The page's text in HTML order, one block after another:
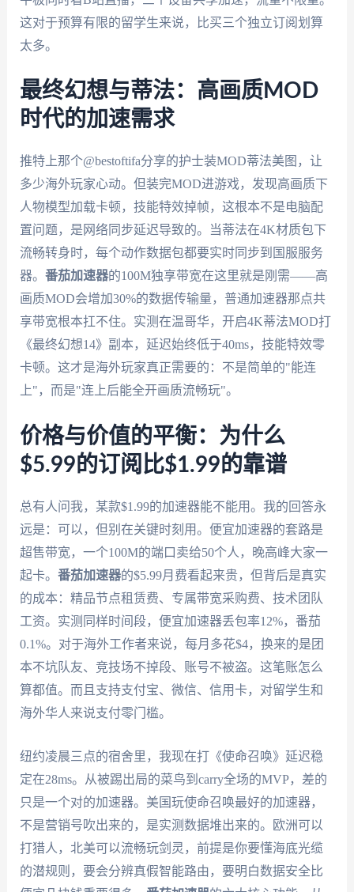
这对于预算有限的留学生来说，比买三个独立订阅划算
太多。
最终幻想与蒂法：高画质MOD
时代的加速需求
推特上那个@bestoftifa分享的护士装MOD蒂法美图，让
多少海外玩家心动。但装完MOD进游戏，发现高画质下
人物模型加载卡顿，技能特效掉帧，这根本不是电脑配
置问题，是网络同步延迟导致的。当蒂法在4K材质包下
流畅转身时，每个动作数据包都要实时同步到国服服务
器。 番茄加速器的100M独享带宽在这里就是刚需——高
画质MOD会增加30%的数据传输量，普通加速器那点共
享带宽根本扛不住。实测在温哥华，开启4K蒂法MOD打
《最终幻想14》副本，延迟始终低于40ms，技能特效零
卡顿。这才是海外玩家真正需要的：不是简单的"能连
上"，而是"连上后能全开画质流畅玩"。
价格与价值的平衡：为什么
$5.99的订阅比$1.99的靠谱
总有人问我，某款$1.99的加速器能不能用。我的回答永
远是：可以，但别在关键时刻用。便宜加速器的套路是
超售带宽，一个100M的端口卖给50个人，晚高峰大家一
起卡。 番茄加速器的$5.99月费看起来贵，但背后是真实
的成本：精品节点租赁费、专属带宽采购费、技术团队
工资。实测同样时间段，便宜加速器丢包率12%，番茄
0.1%。对于海外工作者来说，每月多花$4，换来的是团
本不坑队友、竞技场不掉段、账号不被盗。这笔账怎么
算都值。而且支持支付宝、微信、信用卡，对留学生和
海外华人来说支付零门槛。
纽约凌晨三点的宿舍里，我现在打《使命召唤》延迟稳
定在28ms。从被踢出局的菜鸟到carry全场的MVP，差的
只是一个对的加速器。美国玩使命召唤最好的加速器，
不是营销号吹出来的，是实测数据堆出来的。欧洲可以
打猎人，北美可以流畅玩剑灵，前提是你要懂海底光缆
的潜规则，要会分辨真假智能路由，要明白数据安全比